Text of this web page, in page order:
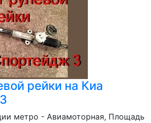
рейки на Киа
метро - Авиамоторная, Площадь